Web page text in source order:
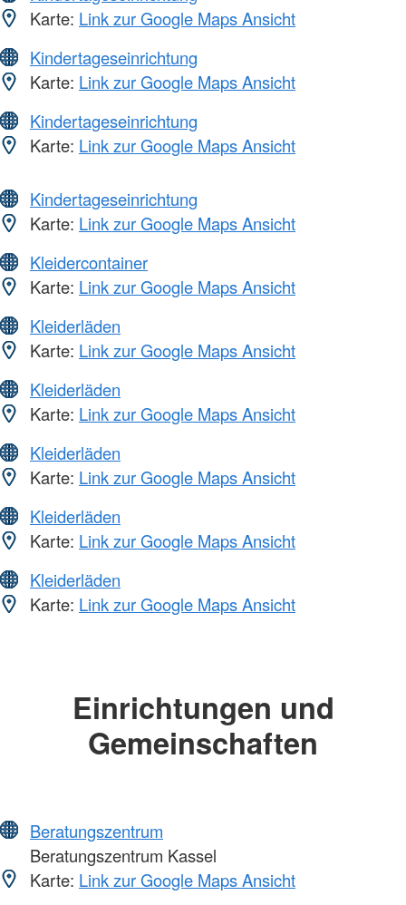
Karte: Link zur Google Maps Ansicht
Kindertageseinrichtung
Karte: Link zur Google Maps Ansicht
Kindertageseinrichtung
Karte: Link zur Google Maps Ansicht
Kindertageseinrichtung
Karte: Link zur Google Maps Ansicht
Kleidercontainer
Karte: Link zur Google Maps Ansicht
Kleiderläden
Karte: Link zur Google Maps Ansicht
Kleiderläden
Karte: Link zur Google Maps Ansicht
Kleiderläden
Karte: Link zur Google Maps Ansicht
Kleiderläden
Karte: Link zur Google Maps Ansicht
Kleiderläden
Karte: Link zur Google Maps Ansicht
Einrichtungen und
Gemeinschaften
Beratungszentrum
Beratungszentrum Kassel
Karte: Link zur Google Maps Ansicht